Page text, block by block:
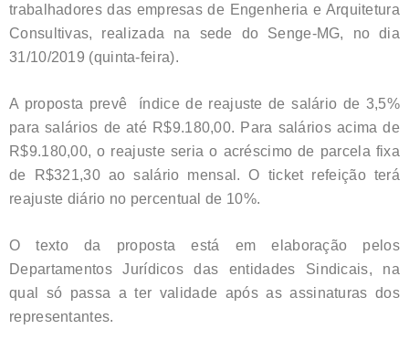
trabalhadores das empresas de Engenheria e Arquitetura
Consultivas, realizada na sede do Senge-MG, no dia
31/10/2019 (quinta-feira).
A proposta prevê índice de reajuste de salário de 3,5%
para salários de até R$9.180,00. Para salários acima de
R$9.180,00, o reajuste seria o acréscimo de parcela fixa
de R$321,30 ao salário mensal. O ticket refeição terá
reajuste diário no percentual de 10%.
O texto da proposta está em elaboração pelos
Departamentos Jurídicos das entidades Sindicais, na
qual só passa a ter validade após as assinaturas dos
representantes.